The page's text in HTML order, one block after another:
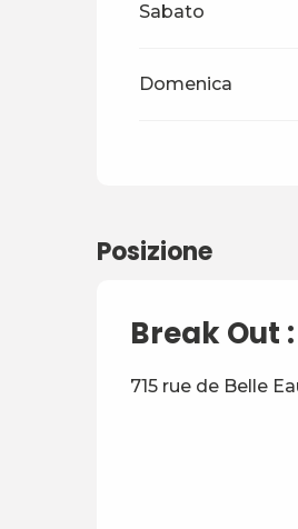
Sabato
Domenica
Posizione
Break Out
715 rue de Belle